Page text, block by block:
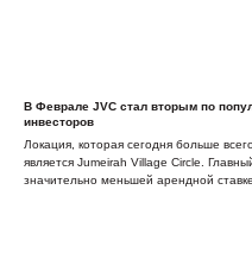
В Феврале JVC стал вторым по
инвесторов
Локация, которая сегодня больше
является Jumeirah Village Circle.
значительно меньшей арендной